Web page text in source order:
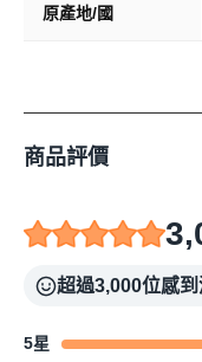
原產地/國
商品評價
超過3,000位感
5星